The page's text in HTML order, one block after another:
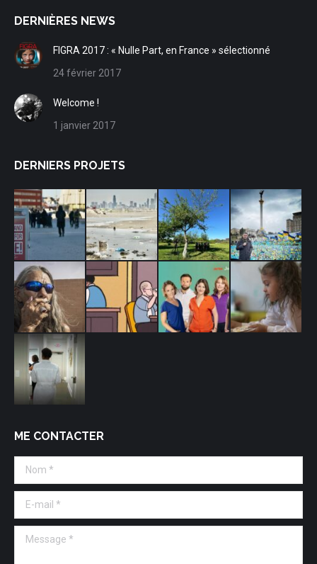
opens
in
new
window
opens
window
opens
window
opens
window
DERNIÈRES NEWS
FIGRA 2017 : « Nulle Part, en France » sélectionné
24 février 2017
Welcome !
1 janvier 2017
DERNIERS PROJETS
ME CONTACTER
Nom *
E-mail *
Message *